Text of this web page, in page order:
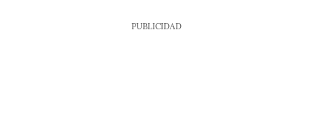
PUBLICIDAD